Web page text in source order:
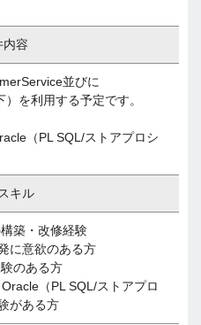
内容
並びに
を利用する予定です。
（PL SQL/ストアプロシ
キル
築・改修経験
に意欲のある方
のある方
（PL SQL/ストアプロ
がある方